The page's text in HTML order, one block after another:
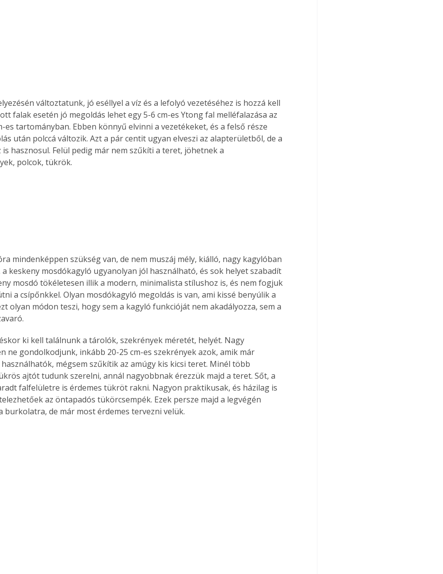
változtatunk, jó eséllyel a víz és a lefolyó vezetéséhez is hozzá kell
falak esetén jó megoldás lehet egy 5-6 cm-es Ytong fal melléfalazása az
es tartományban. Ebben könnyű elvinni a vezetékeket, és a felső része
után polccá változik. Azt a pár centit ugyan elveszi az alapterületből, de a
is hasznosul. Felül pedig már nem szűkíti a teret, jöhetnek a
polcok, tükrök.
mindenképpen szükség van, de nem muszáj mély, kiálló, nagy kagylóban
keskeny mosdókagyló ugyanolyan jól használható, és sok helyet szabadít
mosdó tökéletesen illik a modern, minimalista stílushoz is, és nem fogjuk
a csípőnkkel. Olyan mosdókagyló megoldás is van, ami kissé benyúlik a
olyan módon teszi, hogy sem a kagyló funkcióját nem akadályozza, sem a
ki kell találnunk a tárolók, szekrények méretét, helyét. Nagy
ne gondolkodjunk, inkább 20-25 cm-es szekrények azok, amik már
mégsem szűkítik az amúgy kis kicsi teret. Minél több
ajtót tudunk szerelni, annál nagyobbnak érezzük majd a teret. Sőt, a
falfelületre is érdemes tükröt rakni. Nagyon praktikusak, és házilag is
az öntapadós tükörcsempék. Ezek persze majd a legvégén
burkolatra, de már most érdemes tervezni velük.